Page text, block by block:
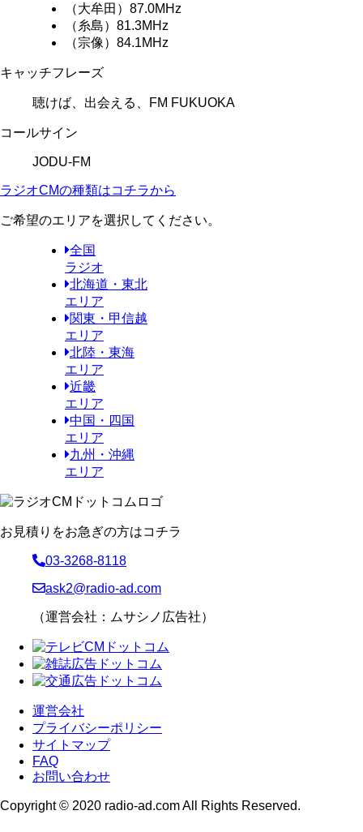
（大牟田）87.0MHz
（糸島）81.3MHz
（宗像）84.1MHz
キャッチフレーズ
聴けば、出会える、FM FUKUOKA
コールサイン
JODU-FM
ラジオCMの種類はコチラから
ご希望のエリアを選択してください。
全国
ラジオ
北海道・東北
エリア
関東・甲信越
エリア
北陸・東海
エリア
近畿
エリア
中国・四国
エリア
九州・沖縄
エリア
お見積りをお急ぎの方はコチラ
03-3268-8118
ask2@radio-ad.com
（運営会社：ムサシノ広告社）
運営会社
プライバシーポリシー
サイトマップ
FAQ
お問い合わせ
Copyright © 2020 radio-ad.com All Rights Reserved.